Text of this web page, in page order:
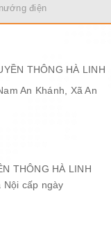
trong Nồi Chiên
được làm chín nhờ
giúp nhiệt tỏa đều
vàng giòn bên
điện
THÔNG HÀ LINH
An Khánh, Xã An
THÔNG HÀ LINH
Nội cấp ngày